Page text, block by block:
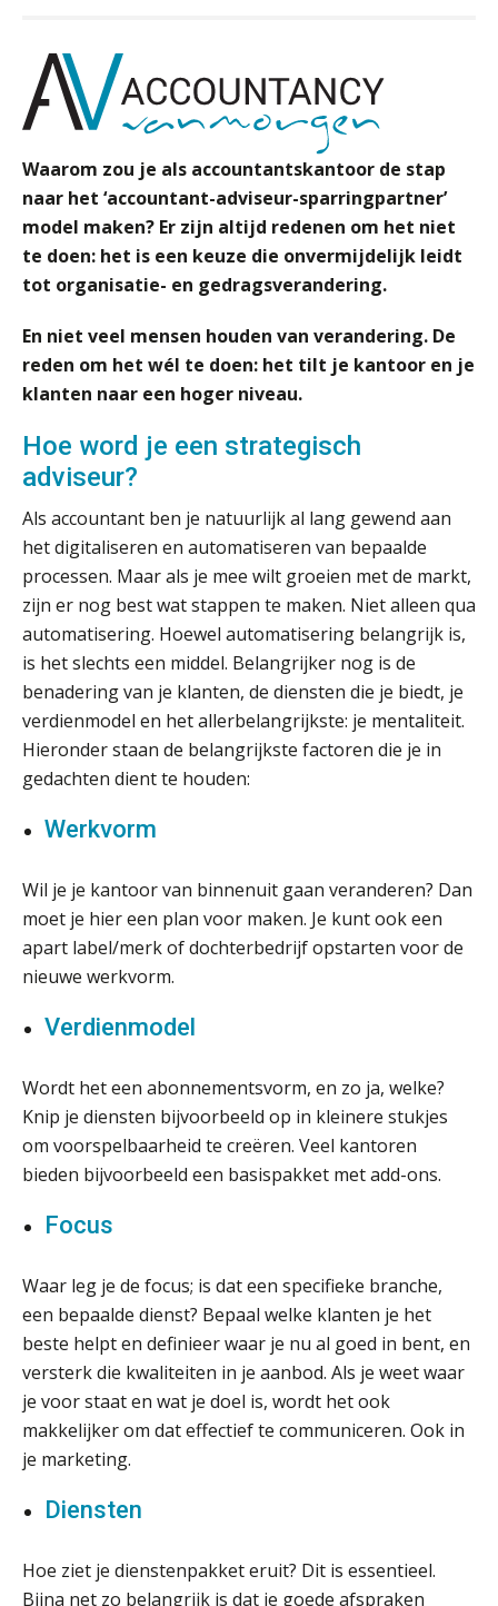
Waarom zou je als accountantskantoor de stap
naar het ‘accountant-adviseur-sparringpartner’
model maken? Er zijn altijd redenen om het niet
te doen: het is een keuze die onvermijdelijk leidt
tot organisatie- en gedragsverandering.
En niet veel mensen houden van verandering. De
reden om het wél te doen: het tilt je kantoor en je
klanten naar een hoger niveau.
Hoe word je een strategisch
adviseur?
Als accountant ben je natuurlijk al lang gewend aan
het digitaliseren en automatiseren van bepaalde
processen. Maar als je mee wilt groeien met de markt,
zijn er nog best wat stappen te maken. Niet alleen qua
automatisering. Hoewel automatisering belangrijk is,
is het slechts een middel. Belangrijker nog is de
benadering van je klanten, de diensten die je biedt, je
verdienmodel en het allerbelangrijkste: je mentaliteit.
Hieronder staan de belangrijkste factoren die je in
gedachten dient te houden:
Werkvorm
Wil je je kantoor van binnenuit gaan veranderen? Dan
moet je hier een plan voor maken. Je kunt ook een
apart label/merk of dochterbedrijf opstarten voor de
nieuwe werkvorm.
Verdienmodel
Wordt het een abonnementsvorm, en zo ja, welke?
Knip je diensten bijvoorbeeld op in kleinere stukjes
om voorspelbaarheid te creëren. Veel kantoren
bieden bijvoorbeeld een basispakket met add-ons.
Focus
Waar leg je de focus; is dat een specifieke branche,
een bepaalde dienst? Bepaal welke klanten je het
beste helpt en definieer waar je nu al goed in bent, en
versterk die kwaliteiten in je aanbod. Als je weet waar
je voor staat en wat je doel is, wordt het ook
makkelijker om dat effectief te communiceren. Ook in
je marketing.
Diensten
Hoe ziet je dienstenpakket eruit? Dit is essentieel.
Bijna net zo belangrijk is dat je goede afspraken
Waarom een VOF-contract net zo
belangrijk is als het zakelijk plan zelf
Waarom jouw klant sneller
antwoordt via een app dan via de
mail
iXBRL controleren: wanneer moet
het, en waar let je op?
Het herbeleggen van de
Ketenmachtigingen centraal beheren:
zo werkt u slimmer met eHerkenning
de autonome AI-boekhouder
De curator klopt aan: wat moet een
accountantskantoor afgeven bij een
faillissement van een klant?
Eenvoudig bankrekeningen koppelen
met Twinfield, Exact Online en
Snelstart
Van losse vastlegging naar
aantoonbare grip op KYC en de Wwft
Uitspraak Hoge Raad: subsidie voor
tuchtrechtspraak advocatuur is
belast met btw
Informer Money genomineerd voor
het beter dan vorig jaar?
ICT & AI | Volledig automatische
factuurverwerking: zo kom je er
Hierom zijn webshopondernemers
extra kwetsbaar voor
boekhoudfouten